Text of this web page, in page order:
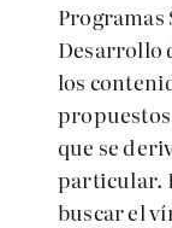
Programas
Desarrollo
los
que se
particular.
buscar el